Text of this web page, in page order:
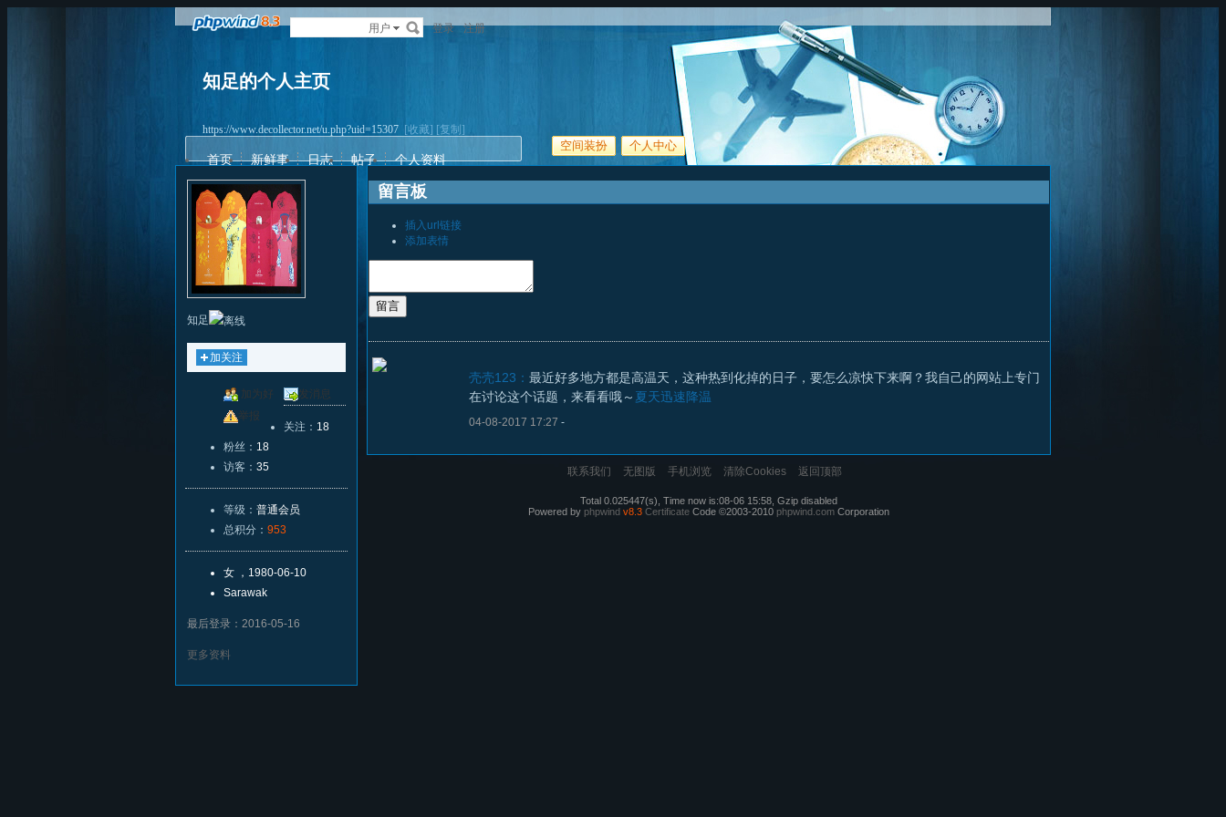
用户 登录 注册
知足的个人主页
https://www.decollector.net/u.php?uid=15307 [收藏] [复制]
空间装扮 个人中心
首页 新鲜事 日志 帖子 个人资料
知足
加关注
加为好
友
发消息
举报
关注： 18
粉丝： 18
访客： 35
等级： 普通会员
总积分： 953
女 ，1980-06-10
Sarawak
最后登录：2016-05-16
更多资料
留言板
插入url链接
添加表情
留言
壳壳123： 最近好多地方都是高温天，这种热到化掉的日子，要怎么凉快下来啊？我自己的网站上专门
在讨论这个话题，来看看哦～ 夏天迅速降温
04-08-2017 17:27 -
联系我们 无图版 手机浏览 清除Cookies 返回顶部
Total 0.025447(s), Time now is:08-06 15:58, Gzip disabled
Powered by phpwind v8.3 Certificate Code ©2003-2010 phpwind.com Corporation